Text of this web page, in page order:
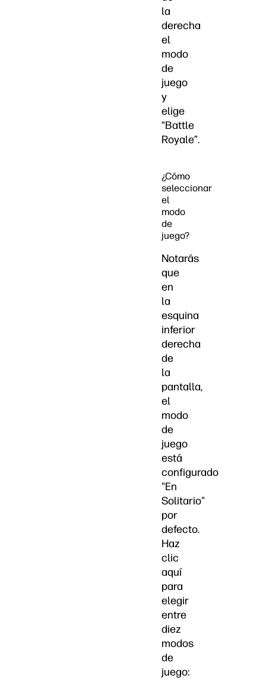
la
derecha
el
modo
de
juego
y
elige
“Battle
Royale”.
¿Cómo
seleccionar
el
modo
de
juego?
Notarás
que
en
la
esquina
inferior
derecha
de
la
pantalla,
el
modo
de
juego
está
configurado
"En
Solitario"
por
defecto.
Haz
clic
aquí
para
elegir
entre
diez
modos
de
juego: